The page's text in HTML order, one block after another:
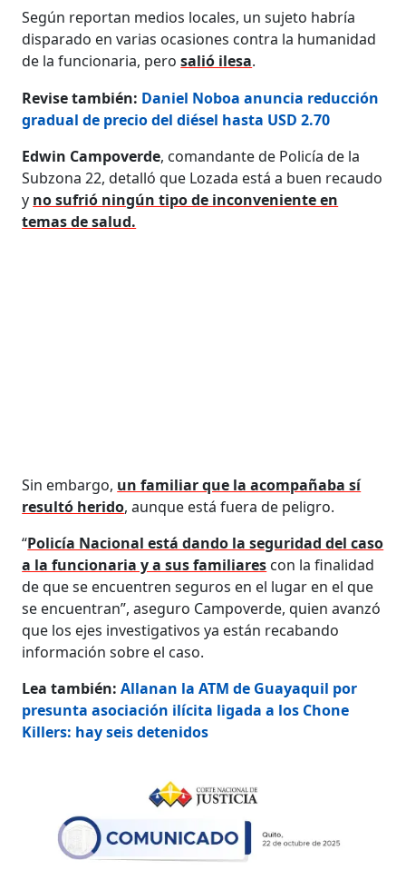
Según reportan medios locales, un sujeto habría
disparado en varias ocasiones contra la humanidad
de la funcionaria, perosalió ilesa.
Revise también: Daniel Noboa anuncia reducción
gradual de precio del diésel hasta USD 2.70
Edwin Campoverde, comandante de Policía de la
Subzona 22, detalló que Lozada está a buen recaudo
y no sufrió ningún tipo de inconveniente en
temas de salud.
Sin embargo, un familiar que la acompañaba sí
resultó herido, aunque está fuera de peligro.
“Policía Nacional está dando la seguridad del caso
a la funcionaria y a sus familiares con la finalidad
de que se encuentren seguros en el lugar en el que
se encuentran”, aseguro Campoverde, quien avanzó
que los ejes investigativos ya están recabando
información sobre el caso.
Lea también:Allanan la ATM de Guayaquil por
presunta asociación ilícita ligada a los Chone
Killers: hay seis detenidos